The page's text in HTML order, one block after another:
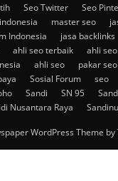
Seo Twitter Seo
master seo
Indonesia jasa backlinks
ahli seo terbaik
ahli
ahli seo
pakar
Sosial Forum seo
Sandi SN 95
Nusantara Raya
WordPress Theme by